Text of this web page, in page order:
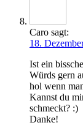
Caro sagt:
18.
Ist ein
Würds gern
hol wenn
Kannst du
schmeckt? :)
Danke!